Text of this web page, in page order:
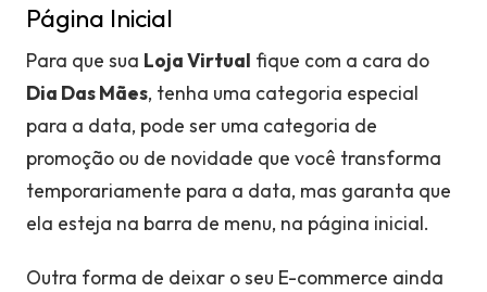
Página Inicial
Para que sua Loja Virtual fique com a cara do
Dia Das Mães, tenha uma categoria especial
para a data, pode ser uma categoria de
promoção ou de novidade que você transforma
temporariamente para a data, mas garanta que
ela esteja na barra de menu, na página inicial.
Outra forma de deixar o seu E-commerce ainda